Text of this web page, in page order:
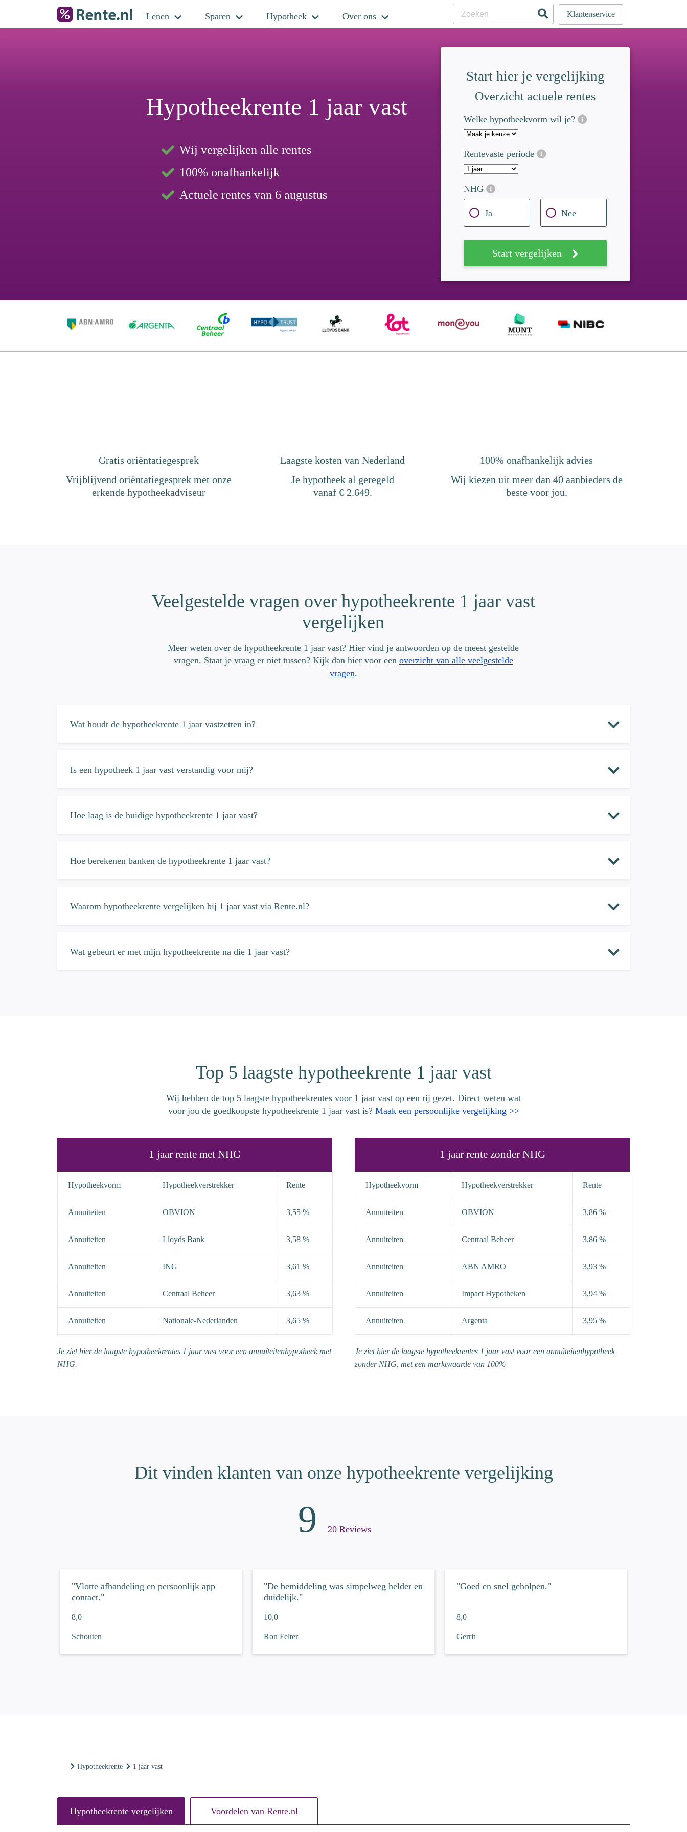
Lenen Sparen Hypotheek Over ons Klantenservice
Hypotheekrente 1 jaar vast
Wij vergelijken alle rentes
100% onafhankelijk
Actuele rentes van 6 augustus
Start hier je vergelijking
Overzicht actuele rentes
Welke hypotheekvorm wil je?
Rentevaste periode
NHG
Ja Nee
Start vergelijken
Gratis oriëntatiegesprek
Vrijblijvend oriëntatiegesprek met onze
erkende hypotheekadviseur
Laagste kosten van Nederland
Je hypotheek al geregeld
vanaf € 2.649.
100% onafhankelijk advies
Wij kiezen uit meer dan 40 aanbieders de
beste voor jou.
Veelgestelde vragen over hypotheekrente 1 jaar vast
vergelijken
Meer weten over de hypotheekrente 1 jaar vast? Hier vind je antwoorden op de meest gestelde
vragen. Staat je vraag er niet tussen? Kijk dan hier voor een overzicht van alle veelgestelde
vragen.
Wat houdt de hypotheekrente 1 jaar vastzetten in?
Is een hypotheek 1 jaar vast verstandig voor mij?
Hoe laag is de huidige hypotheekrente 1 jaar vast?
Hoe berekenen banken de hypotheekrente 1 jaar vast?
Waarom hypotheekrente vergelijken bij 1 jaar vast via Rente.nl?
Wat gebeurt er met mijn hypotheekrente na die 1 jaar vast?
Top 5 laagste hypotheekrente 1 jaar vast
Wij hebben de top 5 laagste hypotheekrentes voor 1 jaar vast op een rij gezet. Direct weten wat
voor jou de goedkoopste hypotheekrente 1 jaar vast is? Maak een persoonlijke vergelijking >>
1 jaar rente met NHG
Hypotheekvorm Hypotheekverstrekker Rente
Annuiteiten OBVION 3,55 %
Annuiteiten Lloyds Bank 3,58 %
Annuiteiten ING 3,61 %
Annuiteiten Centraal Beheer 3,63 %
Annuiteiten Nationale-Nederlanden 3,65 %
Je ziet hier de laagste hypotheekrentes 1 jaar vast voor een annuïteitenhypotheek met
NHG.
1 jaar rente zonder NHG
Hypotheekvorm Hypotheekverstrekker Rente
Annuiteiten OBVION 3,86 %
Annuiteiten Centraal Beheer 3,86 %
Annuiteiten ABN AMRO 3,93 %
Annuiteiten Impact Hypotheken 3,94 %
Annuiteiten Argenta 3,95 %
Je ziet hier de laagste hypotheekrentes 1 jaar vast voor een annuïteitenhypotheek
zonder NHG, met een marktwaarde van 100%
Dit vinden klanten van onze hypotheekrente vergelijking
9 20 Reviews
"Vlotte afhandeling en persoonlijk app
contact."
8,0
Schouten
"De bemiddeling was simpelweg helder en
duidelijk."
10,0
Ron Felter
"Goed en snel geholpen."
8,0
Gerrit
hypotheekrente 1 jaar vast
Hypotheekrente vergelijken Voordelen van Rente.nl